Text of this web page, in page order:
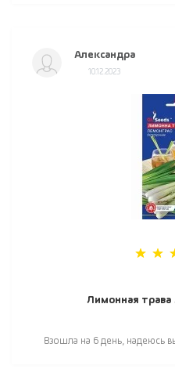
Александра
10.12.2023
Лимонная трава
Взошла на 6 день, надеюсь